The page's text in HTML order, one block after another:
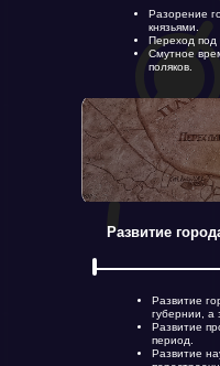
Развитие
Разорение
князьями.
Переход под
Смутное
поляков.
Развитие
губернии, а
Развитие
период.
Развитие
Путешествия